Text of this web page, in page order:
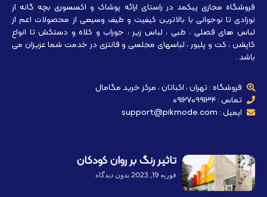
فروشگاه مجازی پیکمد در راستای ارائه پوشاک و اکسسوری بچه گانه از
نوزادی تا نوجوانی با بالاترین کیفیت و طیف وسیعی از محصولات اعم از
لباس های فصلی ، طبی ، لباس زیر ، جوراب و کلاه و دستکش تا انواع
کاپشن ، کت و پلیور ، لباسهای مجلسی و فانتزی در خدمت شما عزیزان می
باشد .
فروشگاه : تهران ، اکباتان ، مرکز خرید مگامال
تماس : 09127099134
ایمیل : support@pikmode.com
تاثیر رنگ بر روان کودکان
فوریه 19, 2023 بدون دیدگاه